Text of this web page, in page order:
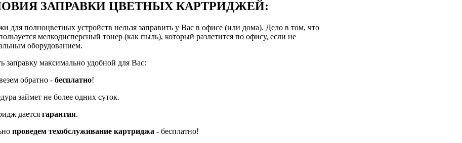
ЗАПРАВКИ ЦВЕТНЫХ КАРТРИДЖЕЙ:
для полноцветных устройств нельзя заправить у Вас в офисе (или дома). Дело в том, что
мелкодисперсный тонер (как пыль), который разлетится по офису, если не
оборудованием.
заправку максимально удобной для Вас:
обратно - бесплатно!
займет не более одних суток.
дается гарантия.
проведем техобслуживание картриджа - бесплатно!